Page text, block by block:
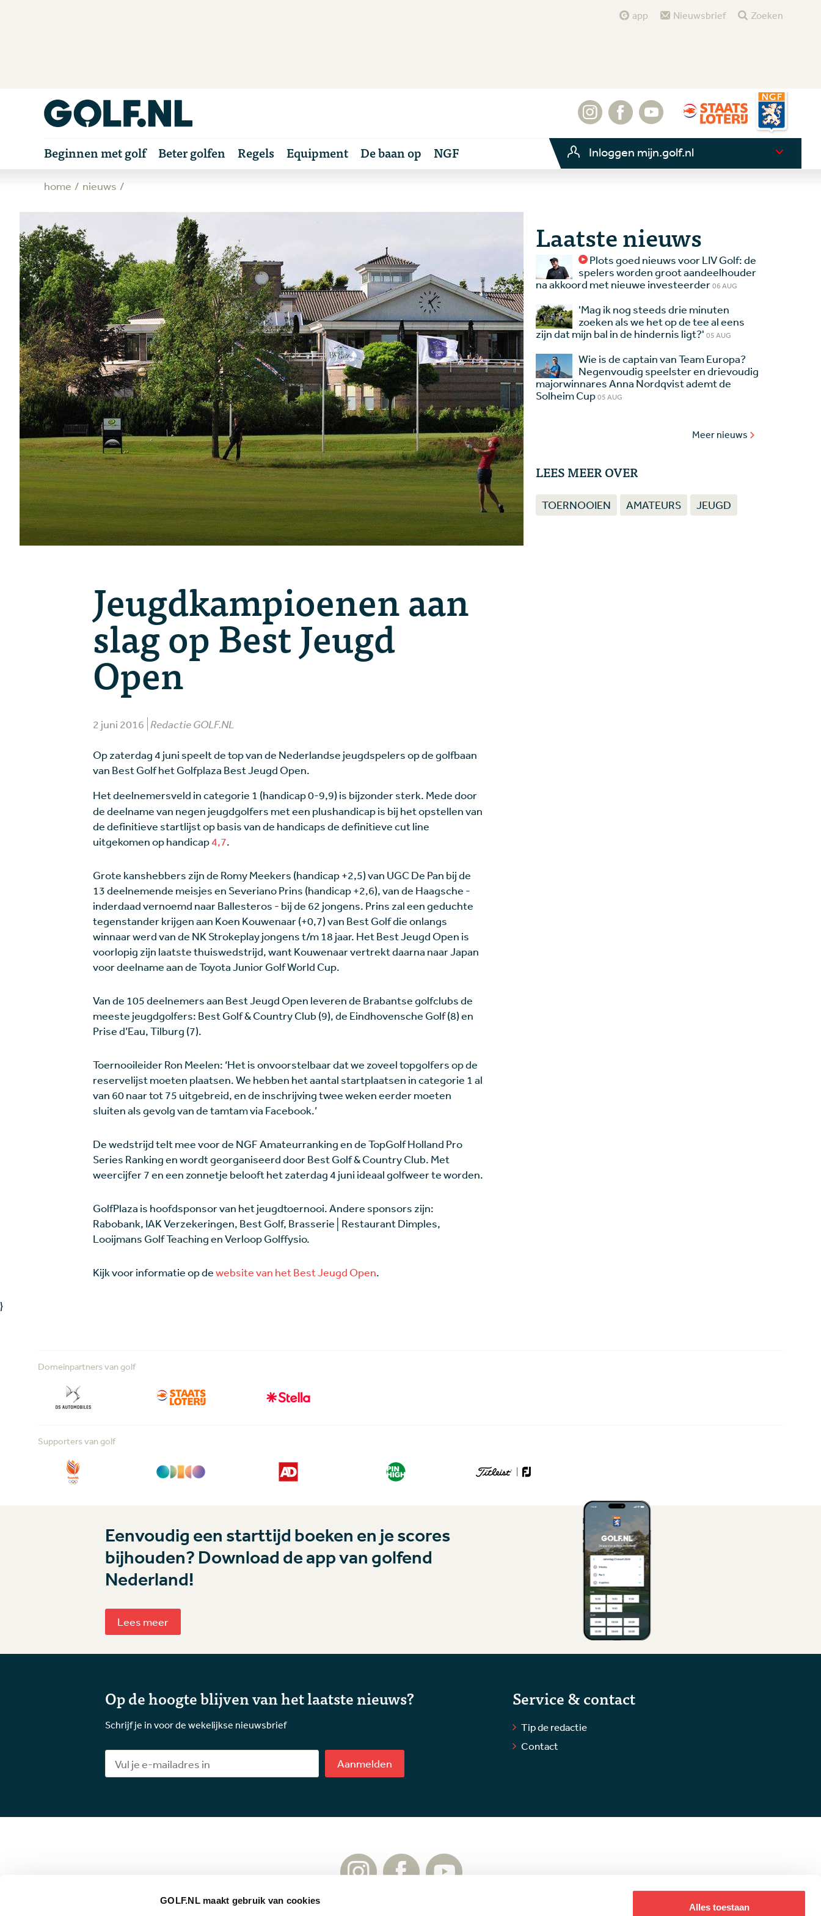
GOLF.NL maakt gebruik van cookies
Alles toestaan
app Nieuwsbrief Zoeken
Beginnen met golf Beter golfen Regels Equipment De baan op NGF Inloggen mijn.golf.nl
home nieuws
Jeugdkampioenen aan
slag op Best Jeugd
Open
2 juni 2016 Redactie GOLF.NL
Op zaterdag 4 juni speelt de top van de Nederlandse jeugdspelers op de golfbaan
van Best Golf het Golfplaza Best Jeugd Open.
Het deelnemersveld in categorie 1 (handicap 0-9,9) is bijzonder sterk. Mede door
de deelname van negen jeugdgolfers met een plushandicap is bij het opstellen van
de definitieve startlijst op basis van de handicaps de definitieve cut line
uitgekomen op handicap4,7.
Grote kanshebbers zijn de Romy Meekers (handicap +2,5) van UGC De Pan bij de
13 deelnemende meisjes en Severiano Prins (handicap +2,6), van de Haagsche -
inderdaad vernoemd naar Ballesteros - bij de 62 jongens. Prins zal een geduchte
tegenstander krijgen aan Koen Kouwenaar (+0,7) van Best Golf die onlangs
winnaar werd van de NK Strokeplay jongens t/m 18 jaar. Het Best Jeugd Open is
voorlopig zijn laatste thuiswedstrijd, want Kouwenaar vertrekt daarna naar Japan
voor deelname aan de Toyota Junior Golf World Cup.
Van de 105 deelnemers aan Best Jeugd Open leveren de Brabantse golfclubs de
meeste jeugdgolfers: Best Golf & Country Club (9), de Eindhovensche Golf (8) en
Prise d’Eau, Tilburg (7).
Toernooileider Ron Meelen: ‘Het is onvoorstelbaar dat we zoveel topgolfers op de
reservelijst moeten plaatsen. We hebben het aantal startplaatsen in categorie 1 al
van 60 naar tot 75 uitgebreid, en de inschrijving twee weken eerder moeten
sluiten als gevolg van de tamtam via Facebook.’
De wedstrijd telt mee voor de NGF Amateurranking en de TopGolf Holland Pro
Series Ranking en wordt georganiseerd door Best Golf & Country Club. Met
weercijfer 7 en een zonnetje belooft het zaterdag 4 juni ideaal golfweer te worden.
GolfPlaza is hoofdsponsor van het jeugdtoernooi. Andere sponsors zijn:
Rabobank, IAK Verzekeringen, Best Golf, Brasserie│Restaurant Dimples,
Looijmans Golf Teaching en Verloop Golffysio.
Kijk voor informatie op dewebsite van het Best Jeugd Open.
Laatste nieuws
Plots goed nieuws voor LIV Golf: de
spelers worden groot aandeelhouder
na akkoord met nieuwe investeerder06 AUG
'Mag ik nog steeds drie minuten
zoeken als we het op de tee al eens
zijn dat mijn bal in de hindernis ligt?' 05 AUG
Wie is de captain van Team Europa?
Negenvoudig speelster en drievoudig
majorwinnares Anna Nordqvist ademt de
Solheim Cup05 AUG
Meer nieuws
LEES MEER OVER
TOERNOOIEN AMATEURS JEUGD
}
Domeinpartners van golf
Supporters van golf
Eenvoudig een starttijd boeken en je scores
bijhouden? Download de app van golfend
Nederland!
Lees meer
Op de hoogte blijven van het laatste nieuws?
Schrijf je in voor de wekelijkse nieuwsbrief
Aanmelden
Service & contact
Tip de redactie
Contact